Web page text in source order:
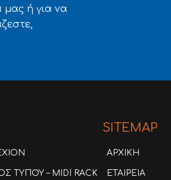
μας ή για να
ΤΥΠΟΥ – MIDI RACK
SITEMAP
ΑΡΧΙΚΗ
ΕΤΑΙΡΕΙΑ